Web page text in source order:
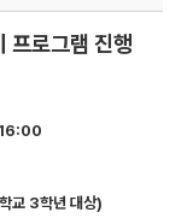
프로그램 진행
교 3학년 대상)